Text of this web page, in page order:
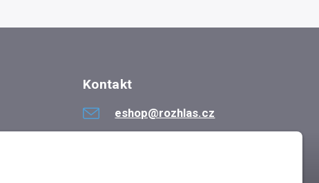
Kontakt
eshop@rozhlas.cz